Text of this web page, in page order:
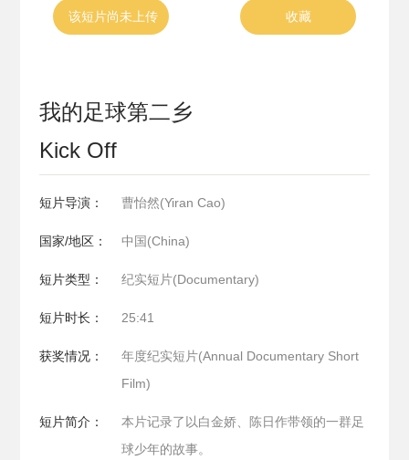
该短片尚未上传 收藏
我的足球第二乡
Kick Off
短片导演： 曹怡然(Yiran Cao)
国家/地区： 中国(China)
短片类型： 纪实短片(Documentary)
短片时长： 25:41
获奖情况：
年度纪实短片(Annual Documentary Short
Film)
短片简介：
本片记录了以白金娇、陈日作带领的一群足
球少年的故事。